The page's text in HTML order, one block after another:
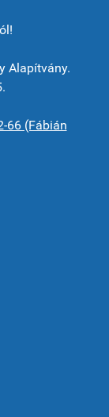
Alapítvány.
66 (Fábián